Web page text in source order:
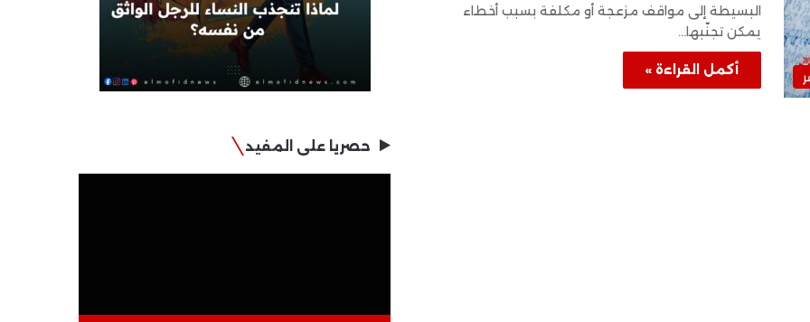
البسيطة إلى مواقف مزعجة أو مكلفة بسبب أخطاء
يمكن تجنّبها…
أكمل القراءة »
حصريا على المفيد